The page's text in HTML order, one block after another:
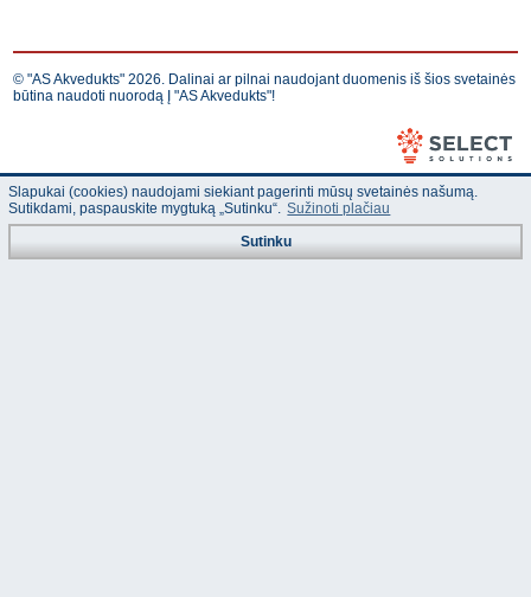
© "AS Akvedukts" 2026. Dalinai ar pilnai naudojant duomenis iš šios svetainės
būtina naudoti nuorodą Į "AS Akvedukts"!
Slapukai (cookies) naudojami siekiant pagerinti mūsų svetainės našumą.
Sutikdami, paspauskite mygtuką „Sutinku“. Sužinoti plačiau
Sutinku